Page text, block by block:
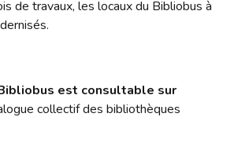
de travaux, les locaux du Bibliobus à
est consultable sur
collectif des bibliothèques